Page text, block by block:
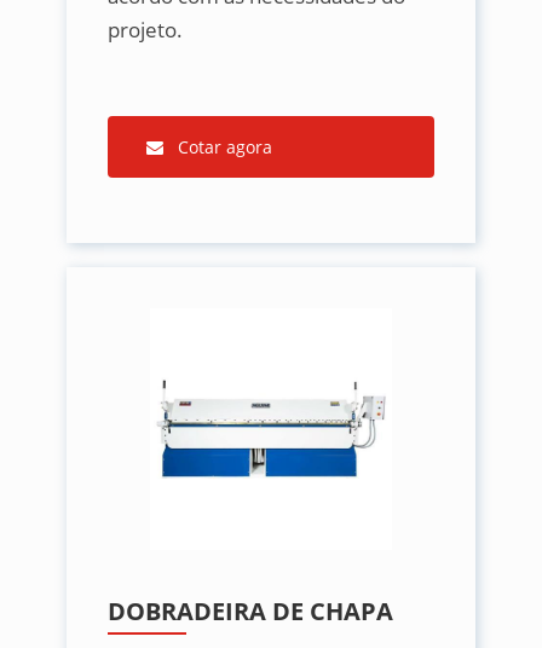
projeto.
Cotar agora
DOBRADEIRA DE CHAPA